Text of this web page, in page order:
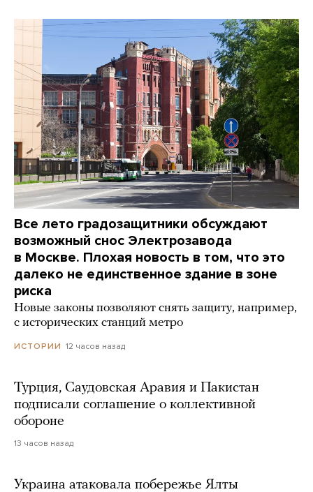
Все лето градозащитники обсуждают
возможный снос Электрозавода
в Москве. Плохая новость в том, что это
далеко не единственное здание в зоне
риска
Новые законы позволяют снять защиту, например,
с исторических станций метро
ИСТОРИИ 12 часов назад
Турция, Саудовская Аравия и Пакистан
подписали соглашение о коллективной
обороне
13 часов назад
Украина атаковала побережье Ялты